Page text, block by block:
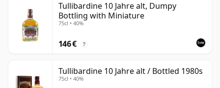
Tullibardine 10 Jahre alt, Dumpy
Bottling with Miniature
75cl • 40%
146 € ?
Tullibardine 10 Jahre alt / Bottled 1980s
75cl • 40%